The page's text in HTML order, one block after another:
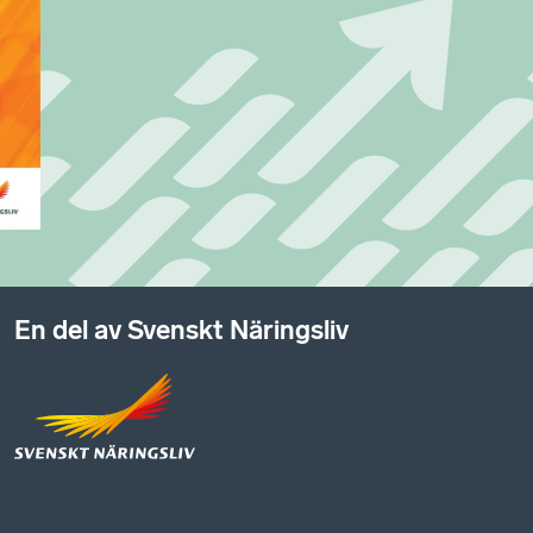
En del av Svenskt Näringsliv